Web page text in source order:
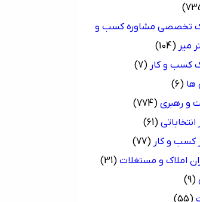
تخصصی مشاوره کسب و
میر (104)
کسب و کار (7)
ها (6)
و رهبری (774)
(61)
کسب و کار (77)
املاک و مستغلات (31)
(9)
(55)